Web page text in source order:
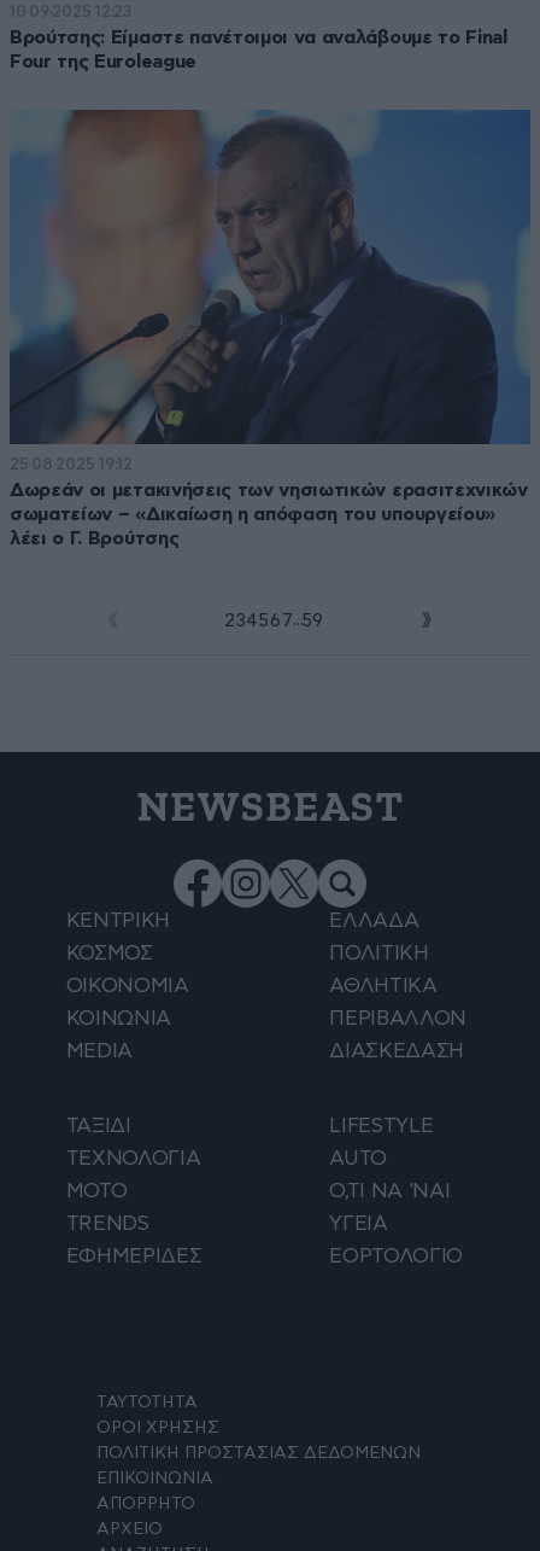
10·09·2025 12:23
Βρούτσης: Είμαστε πανέτοιμοι να αναλάβουμε το Final
Four της Euroleague
25·08·2025 19:12
Δωρεάν οι μετακινήσεις των νησιωτικών ερασιτεχνικών
σωματείων – «Δικαίωση η απόφαση του υπουργείου»
λέει ο Γ. Βρούτσης
234 5 6 7...59
NEWSBEAST
ΚΕΝΤΡΙΚΗ
ΕΛΛΑΔΑ
ΚΟΣΜΟΣ
ΠΟΛΙΤΙΚΗ
ΟΙΚΟΝΟΜΙΑ
ΑΘΛΗΤΙΚΑ
ΚΟΙΝΩΝΙΑ
ΠΕΡΙΒΑΛΛΟΝ
MEDIA
ΔΙΑΣΚΕΔΑΣΗ
ΤΑΞΙΔΙ
LIFESTYLE
ΤΕΧΝΟΛΟΓΙΑ
AUTO
ΜΟΤΟ
Ο,ΤΙ ΝΑ 'ΝΑΙ
TRENDS
ΥΓΕΙΑ
ΕΦΗΜΕΡΙΔΕΣ
ΕΟΡΤΟΛΟΓΙΟ
ΤΑΥΤΟΤΗΤΑ
ΟΡΟΙ ΧΡΗΣΗΣ
ΠΟΛΙΤΙΚΗ ΠΡΟΣΤΑΣΙΑΣ ΔΕΔΟΜΕΝΩΝ
ΕΠΙΚΟΙΝΩΝΙΑ
ΑΠΟΡΡΗΤΟ
ΑΡΧΕΙΟ